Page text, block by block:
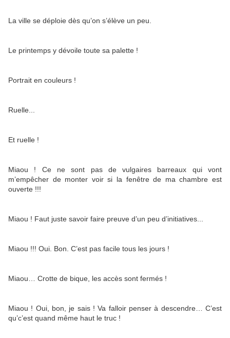
La ville se déploie dès qu’on s’élève un peu.
Le printemps y dévoile toute sa palette !
Portrait en couleurs !
Ruelle...
Et ruelle !
Miaou ! Ce ne sont pas de vulgaires barreaux qui vont
m’empêcher de monter voir si la fenêtre de ma chambre est
ouverte !!!
Miaou ! Faut juste savoir faire preuve d’un peu d’initiatives...
Miaou !!! Oui. Bon. C’est pas facile tous les jours !
Miaou… Crotte de bique, les accès sont fermés !
Miaou ! Oui, bon, je sais ! Va falloir penser à descendre… C’est
qu’c’est quand même haut le truc !